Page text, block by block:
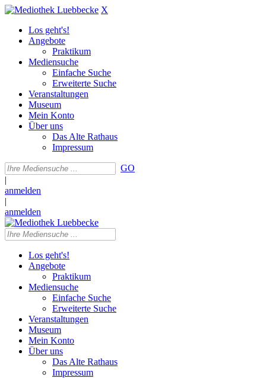
X
Los geht's!
Angebote
Praktikum
Mediensuche
Einfache Suche
Erweiterte Suche
Veranstaltungen
Museum
Mein Konto
Über uns
Das Alte Rathaus
Impressum
GO
|
anmelden
|
anmelden
Los geht's!
Angebote
Praktikum
Mediensuche
Einfache Suche
Erweiterte Suche
Veranstaltungen
Museum
Mein Konto
Über uns
Das Alte Rathaus
Impressum